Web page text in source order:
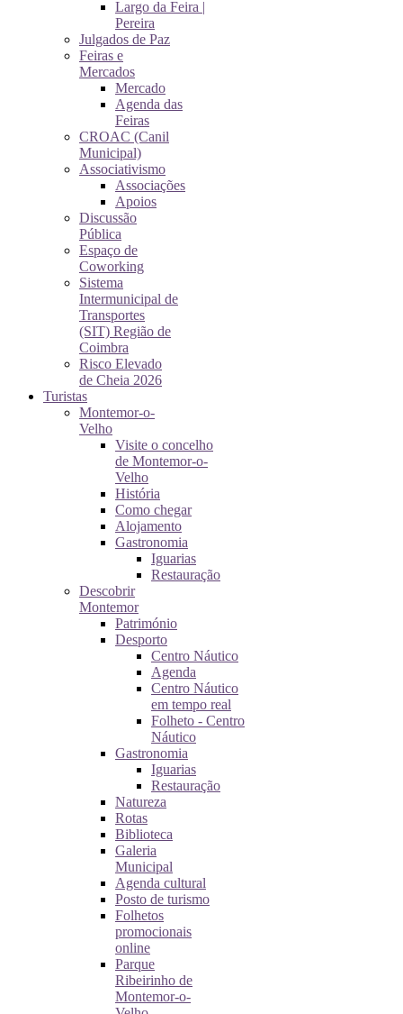
Largo da Feira |
Pereira
Julgados de Paz
Feiras e
Mercados
Mercado
Agenda das
Feiras
CROAC (Canil
Municipal)
Associativismo
Associações
Apoios
Discussão
Pública
Espaço de
Coworking
Sistema
Intermunicipal de
Transportes
(SIT) Região de
Coimbra
Risco Elevado
de Cheia 2026
Turistas
Montemor-o-
Velho
Visite o concelho
de Montemor-o-
Velho
História
Como chegar
Alojamento
Gastronomia
Iguarias
Restauração
Descobrir
Montemor
Património
Desporto
Centro Náutico
Agenda
Centro Náutico
em tempo real
Folheto - Centro
Náutico
Gastronomia
Iguarias
Restauração
Natureza
Rotas
Biblioteca
Galeria
Municipal
Agenda cultural
Posto de turismo
Folhetos
promocionais
online
Parque
Ribeirinho de
Montemor-o-